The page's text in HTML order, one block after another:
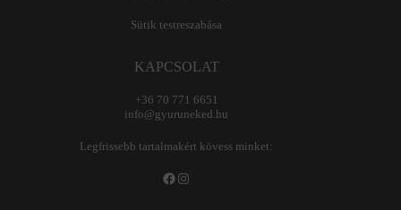
Sütik testreszabása
KAPCSOLAT
+36 70 771 6651
info@gyuruneked.hu
Legfrissebb tartalmakért kövess minket:
Facebook
Instagram